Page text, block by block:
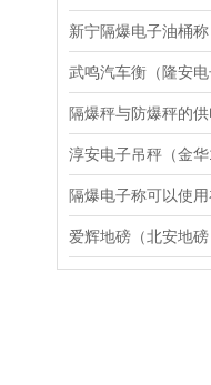
隔爆秤与防爆秤的